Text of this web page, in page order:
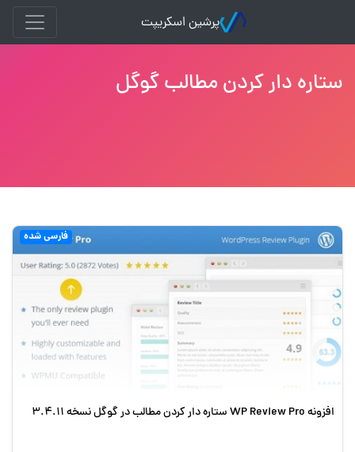
پرشین اسکریپت
ستاره دار کردن مطالب گوگل
فارسی شده
افزونه WP Review Pro ستاره دار کردن مطالب در گوگل نسخه 3.4.11